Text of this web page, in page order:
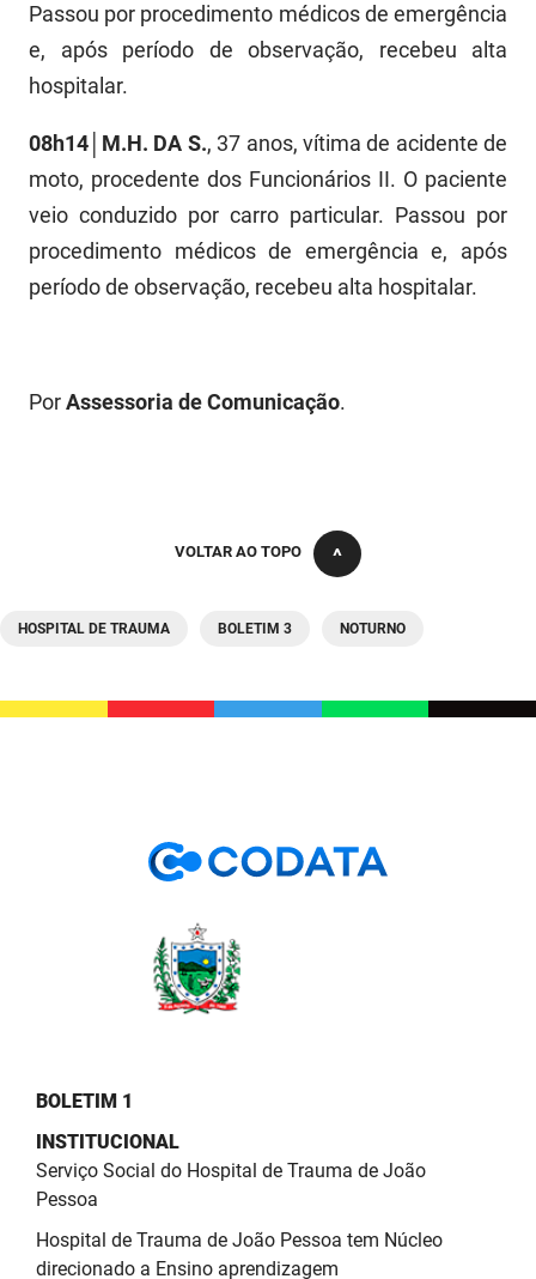
Polícia Militar
SUDEMA
SUPLAN
Passou por procedimento médicos de emergência
e, após período de observação, recebeu alta
hospitalar.
08h14│M.H. DA S., 37 anos, vítima de acidente de
moto, procedente dos Funcionários II. O paciente
veio conduzido por carro particular. Passou por
procedimento médicos de emergência e, após
período de observação, recebeu alta hospitalar.
PorAssessoria de Comunicação.
VOLTAR AO TOPO
HOSPITAL DE TRAUMA BOLETIM 3 NOTURNO
BOLETIM 1
INSTITUCIONAL
Serviço Social do Hospital de Trauma de João
Pessoa
Hospital de Trauma de João Pessoa tem Núcleo
direcionado a Ensino aprendizagem